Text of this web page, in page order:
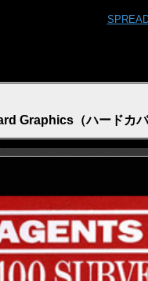
Graphics（ハードカバ